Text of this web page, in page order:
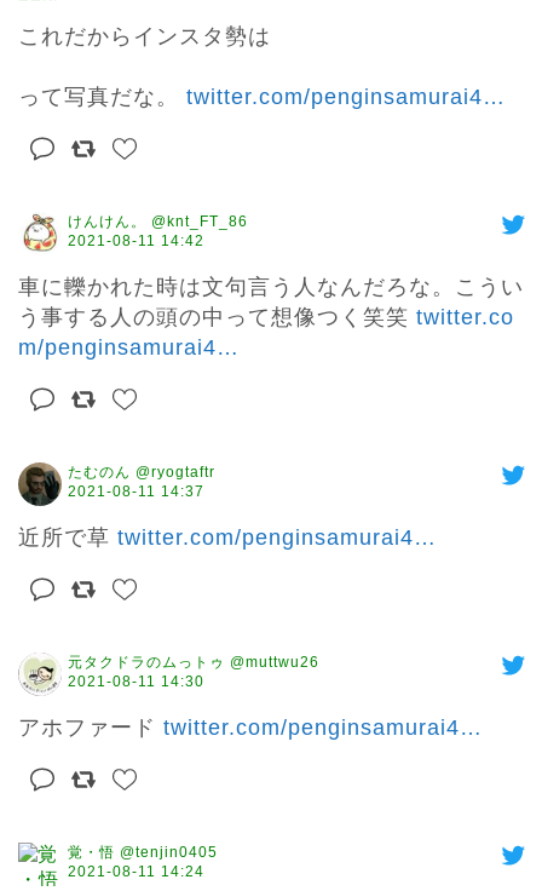
これだからインスタ勢は
って写真だな。 twitter.com/penginsamurai4…
けんけん。 @knt_FT_86
2021-08-11 14:42
車に轢かれた時は文句言う人なんだろな。こうい
う事する人の頭の中って想像つく笑笑 twitter.co
m/penginsamurai4…
たむのん @ryogtaftr
2021-08-11 14:37
近所で草 twitter.com/penginsamurai4…
元タクドラのムっトゥ @muttwu26
2021-08-11 14:30
アホファード twitter.com/penginsamurai4…
覚・悟 @tenjin0405
2021-08-11 14:24